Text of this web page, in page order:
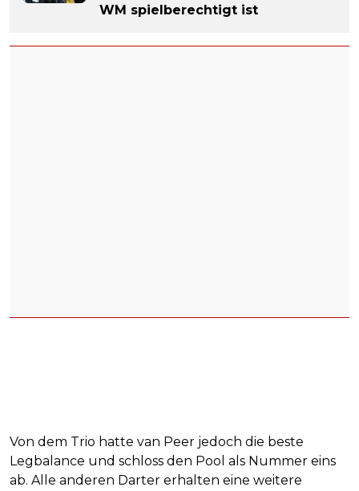
WM spielberechtigt ist
Von dem Trio hatte van Peer jedoch die beste
Legbalance und schloss den Pool als Nummer eins
ab. Alle anderen Darter erhalten eine weitere